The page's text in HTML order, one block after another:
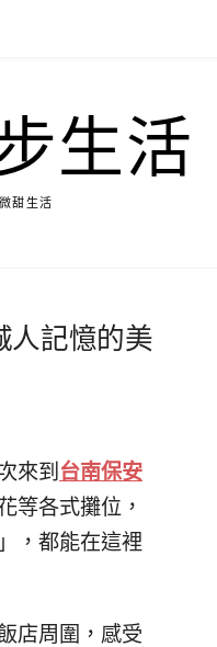
生活
甜生活
人記憶的美
來到 台南保安
等各式攤位，
」，都能在這裡
店周圍，感受